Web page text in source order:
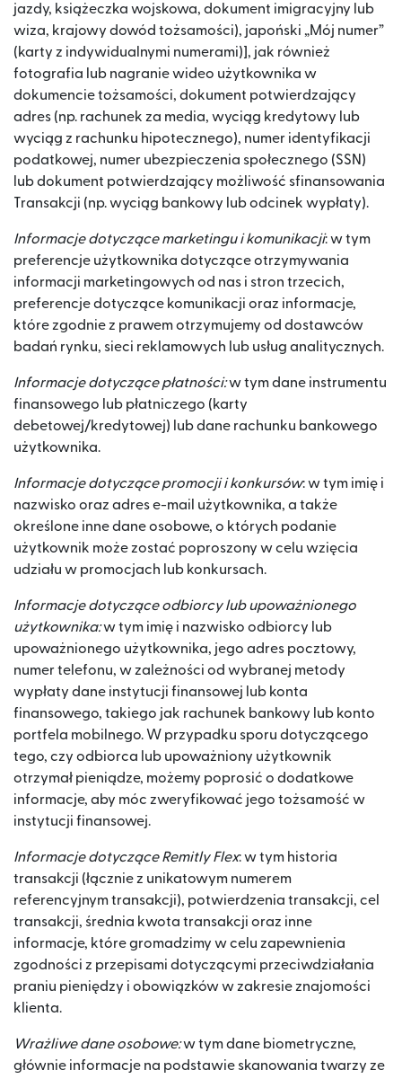
jazdy, książeczka wojskowa, dokument imigracyjny lub
wiza, krajowy dowód tożsamości), japoński „Mój numer”
(karty z indywidualnymi numerami)], jak również
fotografia lub nagranie wideo użytkownika w
dokumencie tożsamości, dokument potwierdzający
adres (np. rachunek za media, wyciąg kredytowy lub
wyciąg z rachunku hipotecznego), numer identyfikacji
podatkowej, numer ubezpieczenia społecznego (SSN)
lub dokument potwierdzający możliwość sfinansowania
Transakcji (np. wyciąg bankowy lub odcinek wypłaty).
Informacje dotyczące marketingu i komunikacji: w tym
preferencje użytkownika dotyczące otrzymywania
informacji marketingowych od nas i stron trzecich,
preferencje dotyczące komunikacji oraz informacje,
które zgodnie z prawem otrzymujemy od dostawców
badań rynku, sieci reklamowych lub usług analitycznych.
Informacje dotyczące płatności:w tym dane instrumentu
finansowego lub płatniczego (karty
debetowej/kredytowej) lub dane rachunku bankowego
użytkownika.
Informacje dotyczące promocji i konkursów: w tym imię i
nazwisko oraz adres e-mail użytkownika, a także
określone inne dane osobowe, o których podanie
użytkownik może zostać poproszony w celu wzięcia
udziału w promocjach lub konkursach.
Informacje dotyczące odbiorcy lub upoważnionego
użytkownika:w tym imię i nazwisko odbiorcy lub
upoważnionego użytkownika, jego adres pocztowy,
numer telefonu, w zależności od wybranej metody
wypłaty dane instytucji finansowej lub konta
finansowego, takiego jak rachunek bankowy lub konto
portfela mobilnego. W przypadku sporu dotyczącego
tego, czy odbiorca lub upoważniony użytkownik
otrzymał pieniądze, możemy poprosić o dodatkowe
informacje, aby móc zweryfikować jego tożsamość w
instytucji finansowej.
Informacje dotyczące Remitly Flex: w tym historia
transakcji (łącznie z unikatowym numerem
referencyjnym transakcji), potwierdzenia transakcji, cel
transakcji, średnia kwota transakcji oraz inne
informacje, które gromadzimy w celu zapewnienia
zgodności z przepisami dotyczącymi przeciwdziałania
praniu pieniędzy i obowiązków w zakresie znajomości
klienta.
Wrażliwe dane osobowe:w tym dane biometryczne,
głównie informacje na podstawie skanowania twarzy ze